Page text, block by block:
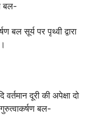
बल-
बल सूर्य पर पृथ्वी द्वारा
दूरी की अपेक्षा दो
गुरुत्वाकर्षण बल-